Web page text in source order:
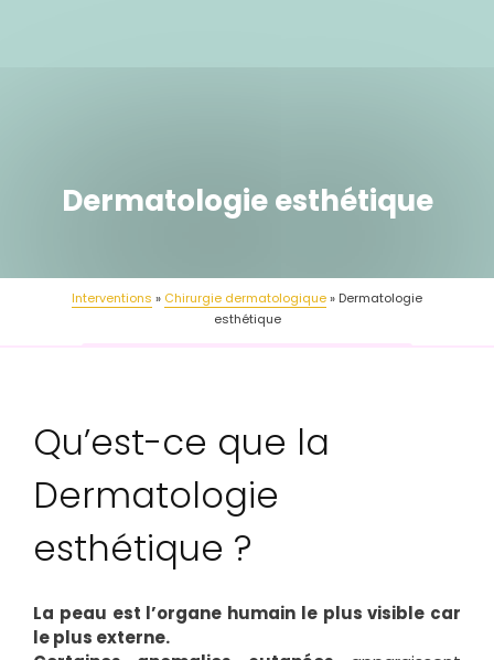
Dermatologie esthétique
Interventions Chirurgie dermatologique
Dermatologie
esthétique
Qu’est-ce que la
Dermatologie
esthétique ?
La peau est l’organe humain le plus visible car
le plus externe.